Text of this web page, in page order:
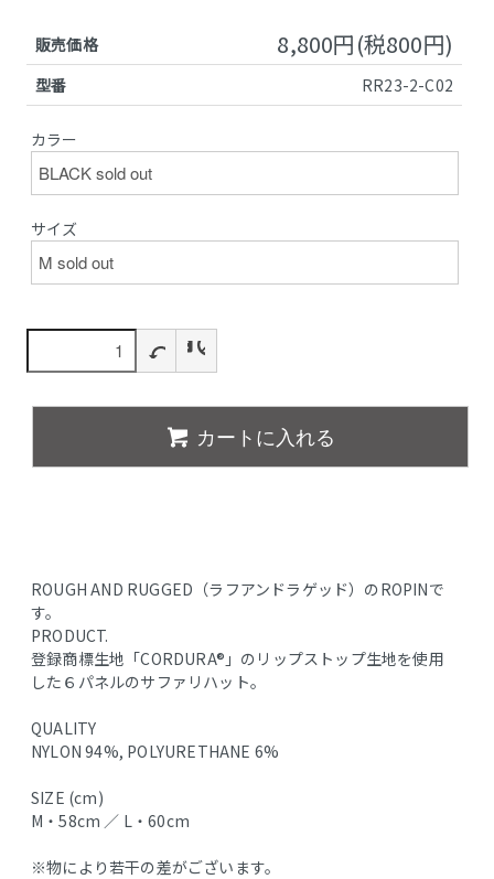
販売価格 8,800円(税800円)
型番 RR23-2-C02
カラー
サイズ
カートに入れる
ROUGH AND RUGGED（ラフアンドラゲッド）のROPINで
す。
PRODUCT.
登録商標生地「CORDURA®」のリップストップ生地を使用
した６パネルのサファリハット。
QUALITY
NYLON 94%, POLYURETHANE 6%
SIZE (cm)
M・58cm ／ L・60cm
※物により若干の差がございます。